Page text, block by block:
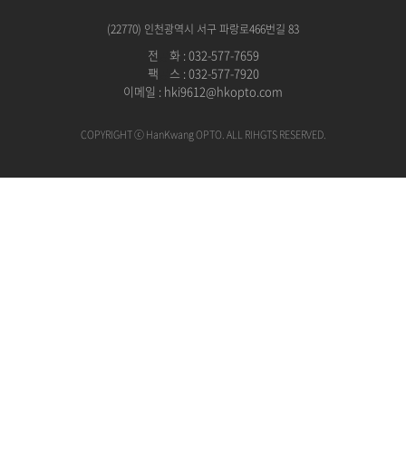
(22770) 인천광역시 서구 파랑로466번길 83
전
화 : 032-577-7659
팩
스 : 032-577-7920
이메일 : hki9612@hkopto.com
COPYRIGHT ⓒ HanKwang OPTO. ALL RIHGTS RESERVED.